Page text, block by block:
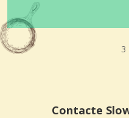
3
Contacte